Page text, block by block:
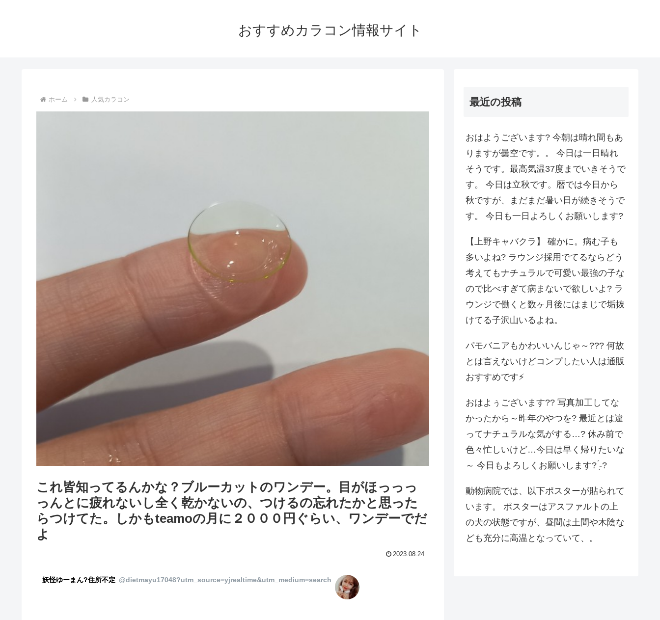
おすすめカラコン情報サイト
ホーム 人気カラコン
これ皆知ってるんかな？ブルーカットのワンデー。目がほっっっ
っんとに疲れないし全く乾かないの、つけるの忘れたかと思った
らつけてた。しかもteamoの月に２０００円ぐらい、ワンデーでだ
よ
2023.08.24
妖怪ゆーまん?住所不定 @dietmayu17048?utm_source=yjrealtime&utm_medium=search
最近の投稿
おはようございます? 今朝は晴れ間もあ
りますが曇空です。。 今日は一日晴れ
そうです。最高気温37度までいきそうで
す。 今日は立秋です。暦では今日から
秋ですが、まだまだ暑い日が続きそうで
す。 今日も一日よろしくお願いします?
【上野キャバクラ】 確かに。病む子も
多いよね? ラウンジ採用でてるならどう
考えてもナチュラルで可愛い最強の子な
ので比べすぎて病まないで欲しいよ? ラ
ウンジで働くと数ヶ月後にはまじで垢抜
けてる子沢山いるよね。
パモバニアもかわいいんじゃ～??? 何故
とは言えないけどコンプしたい人は通販
おすすめです⚡️
おはよぅございます?? 写真加工してな
かったから～昨年のやつを? 最近とは違
ってナチュラルな気がする…? 休み前で
色々忙しいけど…今日は早く帰りたいな
～ 今日もよろしくお願いします? ̖́-?
動物病院では、以下ポスターが貼られて
います。 ポスターはアスファルトの上
の犬の状態ですが、昼間は土間や木陰な
ども充分に高温となっていて、。